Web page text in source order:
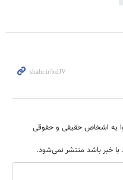
به اشخاص حقیقی و حقوقی
با خبر باشد منتشر نمی‌شود.